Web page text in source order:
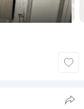
1/7